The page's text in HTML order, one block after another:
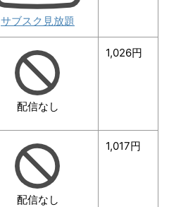
サブスク見放題
配信なし
1,026円
配信なし
1,017円